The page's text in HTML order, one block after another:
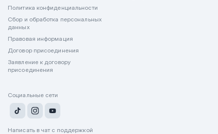
Политика конфиденциальности
Сбор и обработка персональных
данных
Правовая информация
Договор присоединения
Заявление к договору
присоединения
Социальные сети
Написать в чат с поддержкой